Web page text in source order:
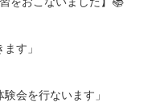
す」
会を行ないます」